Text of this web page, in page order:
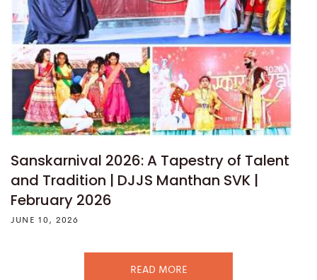
Sanskarnival 2026: A Tapestry of Talent
and Tradition | DJJS Manthan SVK |
February 2026
JUNE 10, 2026
READ MORE